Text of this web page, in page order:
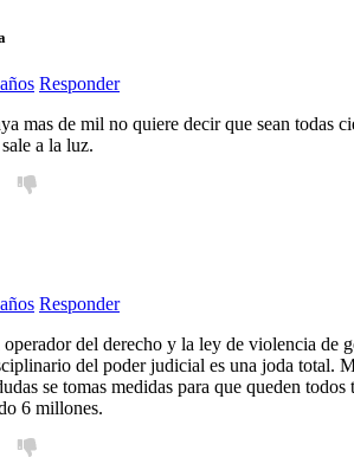
Responder
mas de mil no quiere decir que sean todas
a la luz.
Responder
del derecho y la ley de violencia de
del poder judicial es una joda total.
se tomas medidas para que queden
6 millones.